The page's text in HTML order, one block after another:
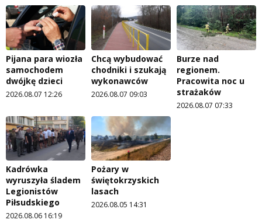
Pijana para wiozła
samochodem
dwójkę dzieci
2026.08.07 12:26
Chcą wybudować
chodniki i szukają
wykonawców
2026.08.07 09:03
Burze nad
regionem.
Pracowita noc u
strażaków
2026.08.07 07:33
Kadrówka
wyruszyła śladem
Legionistów
Piłsudskiego
2026.08.06 16:19
Pożary w
świętokrzyskich
lasach
2026.08.05 14:31